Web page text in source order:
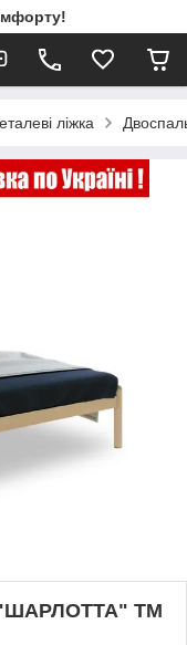
ліжка
"ШАРЛОТТА" ТМ